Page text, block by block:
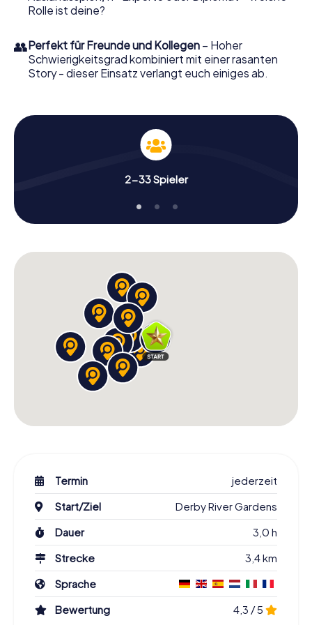
Rolle ist deine?
👥Perfekt für Freunde und Kollegen – Hoher
Schwierigkeitsgrad kombiniert mit einer rasanten
Story - dieser Einsatz verlangt euch einiges ab.
2-33 Spieler
Termin
jederzeit
Start/Ziel
Derby River Gardens
Dauer
3,0 h
Strecke
3,4 km
Sprache
Bewertung
4,3 / 5